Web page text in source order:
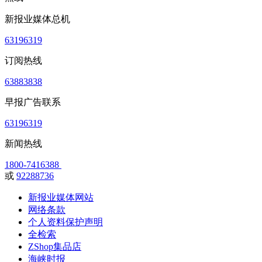
新报业媒体总机
63196319
订阅热线
63883838
早报广告联系
63196319
新闻热线
1800-7416388
或 92288736
新报业媒体网站
网络条款
个人资料保护声明
全检索
ZShop集品店
海峡时报